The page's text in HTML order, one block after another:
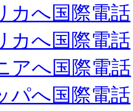
カへ国際電話
カへ国際電話
アへ国際電話
パへ国際電話